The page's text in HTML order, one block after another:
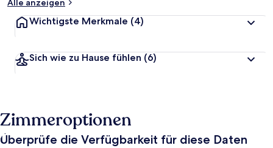
Alle anzeigen
Wichtigste Merkmale (4)
Sich wie zu Hause fühlen (6)
Zimmeroptionen
Überprüfe die Verfügbarkeit für diese Daten